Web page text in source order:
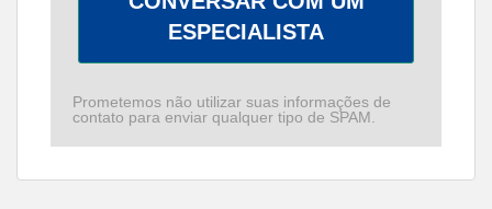
ESPECIALISTA
Prometemos não utilizar suas informações de
contato para enviar qualquer tipo de SPAM.